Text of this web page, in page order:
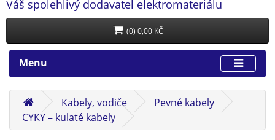
Váš spolehlivý dodavatel elektromateriálu
(0) 0,00 KČ
Menu
Kabely, vodiče
Pevné kabely
CYKY – kulaté kabely